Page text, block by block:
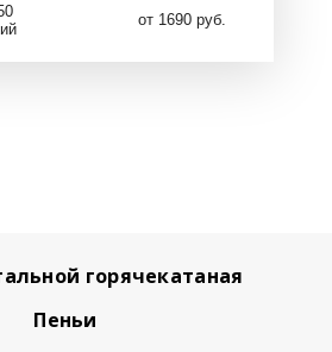
от 1690 руб.
горячекатаная
Пеньи